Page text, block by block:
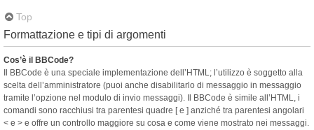
Top
Formattazione e tipi di argomenti
Cos’è il BBCode?
Il BBCode è una speciale implementazione dell’HTML; l’utilizzo è soggetto alla
scelta dell’amministratore (puoi anche disabilitarlo di messaggio in messaggio
tramite l’opzione nel modulo di invio messaggi). Il BBCode è simile all’HTML, i
comandi sono racchiusi tra parentesi quadre [ e ] anziché tra parentesi angolari
< e > e offre un controllo maggiore su cosa e come viene mostrato nei messaggi.